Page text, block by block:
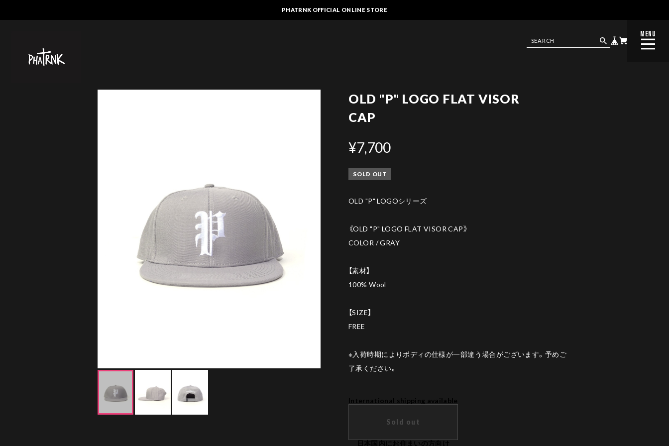
PHATRNK OFFICIAL ONLINE STORE
MENU
CLOSE
OLD "P" LOGO FLAT VISOR
CAP
¥7,700
SOLD OUT
OLD "P" LOGOシリーズ
《OLD "P" LOGO FLAT VISOR CAP》
COLOR / GRAY
【素材】
100% Wool
【SIZE】
FREE
※入荷時期によりボディの仕様が一部違う場合がございます。予めご
了承ください。
International shipping available
Sold out
日本国内にお住まいの方向け